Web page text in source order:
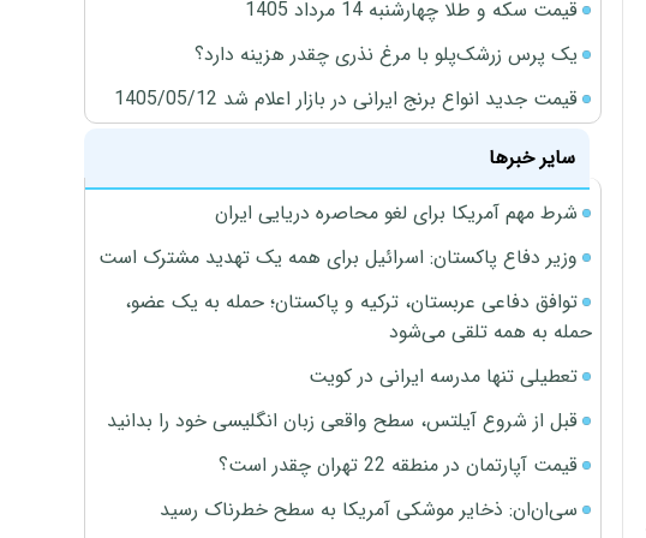
قیمت سکه و طلا چهارشنبه 14 مرداد 1405
یک پرس زرشک‌پلو با مرغ نذری چقدر هزینه دارد؟
قیمت جدید انواع برنج ایرانی در بازار اعلام شد 1405/05/12
سایر خبرها
شرط مهم آمریکا برای لغو محاصره دریایی ایران
وزیر دفاع پاکستان: اسرائیل برای همه یک تهدید مشترک است
توافق دفاعی عربستان، ترکیه و پاکستان؛ حمله به یک عضو،
حمله به همه تلقی می‌شود
تعطیلی تنها مدرسه ایرانی در کویت
قبل از شروع آیلتس، سطح واقعی زبان انگلیسی خود را بدانید
قیمت آپارتمان در منطقه 22 تهران چقدر است؟
سی‌ان‌ان: ذخایر موشکی آمریکا به سطح خطرناک رسید